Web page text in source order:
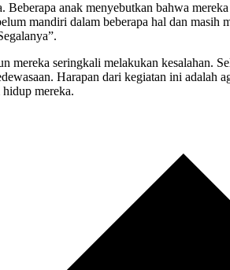
anak menyebutkan bahwa
mandiri dalam beberapa hal dan masih
mereka seringkali melakukan kesalahan.
Harapan dari kegiatan ini adalah
mereka.